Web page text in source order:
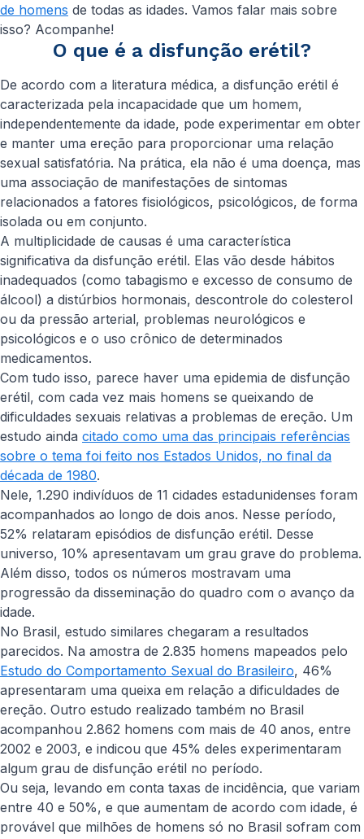
de homens de todas as idades. Vamos falar mais sobre
isso? Acompanhe!
O que é a disfunção erétil?
De acordo com a literatura médica, a disfunção erétil é
caracterizada pela incapacidade que um homem,
independentemente da idade, pode experimentar em obter
e manter uma ereção para proporcionar uma relação
sexual satisfatória. Na prática, ela não é uma doença, mas
uma associação de manifestações de sintomas
relacionados a fatores fisiológicos, psicológicos, de forma
isolada ou em conjunto.
A multiplicidade de causas é uma característica
significativa da disfunção erétil. Elas vão desde hábitos
inadequados (como tabagismo e excesso de consumo de
álcool) a distúrbios hormonais, descontrole do colesterol
ou da pressão arterial, problemas neurológicos e
psicológicos e o uso crônico de determinados
medicamentos.
Com tudo isso, parece haver uma epidemia de disfunção
erétil, com cada vez mais homens se queixando de
dificuldades sexuais relativas a problemas de ereção. Um
estudo ainda citado como uma das principais referências
sobre o tema foi feito nos Estados Unidos, no final da
década de 1980.
Nele, 1.290 indivíduos de 11 cidades estadunidenses foram
acompanhados ao longo de dois anos. Nesse período,
52% relataram episódios de disfunção erétil. Desse
universo, 10% apresentavam um grau grave do problema.
Além disso, todos os números mostravam uma
progressão da disseminação do quadro com o avanço da
idade.
No Brasil, estudo similares chegaram a resultados
parecidos. Na amostra de 2.835 homens mapeados pelo
Estudo do Comportamento Sexual do Brasileiro, 46%
apresentaram uma queixa em relação a dificuldades de
ereção. Outro estudo realizado também no Brasil
acompanhou 2.862 homens com mais de 40 anos, entre
2002 e 2003, e indicou que 45% deles experimentaram
algum grau de disfunção erétil no período.
Ou seja, levando em conta taxas de incidência, que variam
entre 40 e 50%, e que aumentam de acordo com idade, é
provável que milhões de homens só no Brasil sofram com